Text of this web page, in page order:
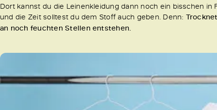
Dort kannst du die Leinenkleidung dann noch ein bisschen
und die Zeit solltest du dem Stoff auch geben. Denn:
an noch feuchten Stellen entstehen.